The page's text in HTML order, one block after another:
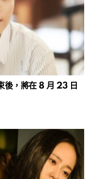
後，將在 8 月 23 日